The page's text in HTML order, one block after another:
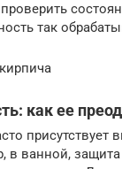
так
как ее
присутствует
в ванной,